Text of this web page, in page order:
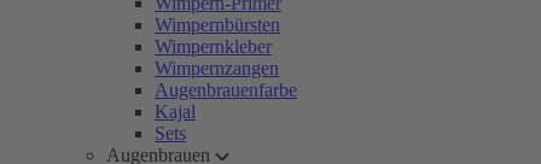
Wimpernbürsten
Wimpernkleber
Wimpernzangen
Augenbrauenfarbe
Kajal
Sets
Augenbrauen